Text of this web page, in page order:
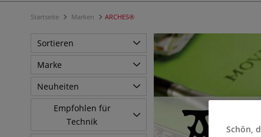
Startseite Marken ARCHES®
Sortieren
Marke
Neuheiten
Empfohlen für
Technik
Schön,